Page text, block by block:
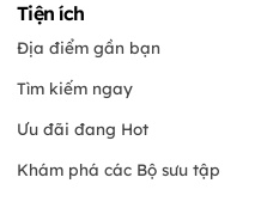
Tiện ích
Địa điểm gần bạn
Tìm kiếm ngay
Ưu đãi đang Hot
Khám phá các Bộ sưu tập